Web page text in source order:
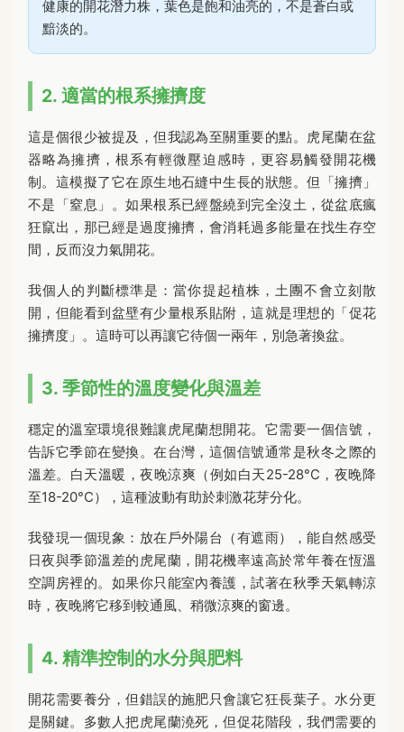
健康的開花潛力株，葉色是飽和油亮的，不是蒼白或
黯淡的。
2. 適當的根系擁擠度
這是個很少被提及，但我認為至關重要的點。虎尾蘭在盆
器略為擁擠，根系有輕微壓迫感時，更容易觸發開花機
制。這模擬了它在原生地石縫中生長的狀態。但「擁擠」
不是「窒息」。如果根系已經盤繞到完全沒土，從盆底瘋
狂竄出，那已經是過度擁擠，會消耗過多能量在找生存空
間，反而沒力氣開花。
我個人的判斷標準是：當你提起植株，土團不會立刻散
開，但能看到盆壁有少量根系貼附，這就是理想的「促花
擁擠度」。這時可以再讓它待個一兩年，別急著換盆。
3. 季節性的溫度變化與溫差
穩定的溫室環境很難讓虎尾蘭想開花。它需要一個信號，
告訴它季節在變換。在台灣，這個信號通常是秋冬之際的
溫差。白天溫暖，夜晚涼爽（例如白天25-28°C，夜晚降
至18-20°C），這種波動有助於刺激花芽分化。
我發現一個現象：放在戶外陽台（有遮雨），能自然感受
日夜與季節溫差的虎尾蘭，開花機率遠高於常年養在恆溫
空調房裡的。如果你只能室內養護，試著在秋季天氣轉涼
時，夜晚將它移到較通風、稍微涼爽的窗邊。
4. 精準控制的水分與肥料
開花需要養分，但錯誤的施肥只會讓它狂長葉子。水分更
是關鍵。多數人把虎尾蘭澆死，但促花階段，我們需要的